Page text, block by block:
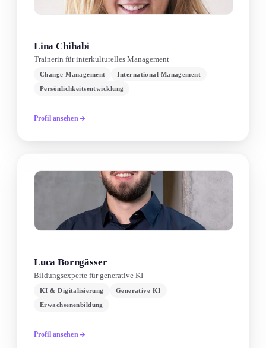
Lina Chihabi
Trainerin für interkulturelles Management
Change Management
International Management
Persönlichkeitsentwicklung
Profil ansehen
Luca Borngässer
Bildungsexperte für generative KI
KI & Digitalisierung
Generative KI
Erwachsenenbildung
Profil ansehen